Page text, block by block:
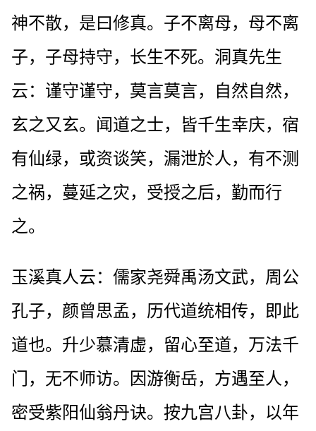
神不散，是曰修真。子不离母，母不离
子，子母持守，长生不死。洞真先生
云：谨守谨守，莫言莫言，自然自然，
玄之又玄。闻道之士，皆千生幸庆，宿
有仙绿，或资谈笑，漏泄於人，有不测
之祸，蔓延之灾，受授之后，勤而行
之。
玉溪真人云：儒家尧舜禹汤文武，周公
孔子，颜曾思孟，历代道统相传，即此
道也。升少慕清虚，留心至道，万法千
门，无不师访。因游衡岳，方遇至人，
密受紫阳仙翁丹诀。按九宫八卦，以年